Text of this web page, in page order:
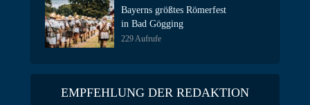
Bayerns größtes Römerfest
in Bad Gögging
229 Aufrufe
EMPFEHLUNG DER REDAKTION